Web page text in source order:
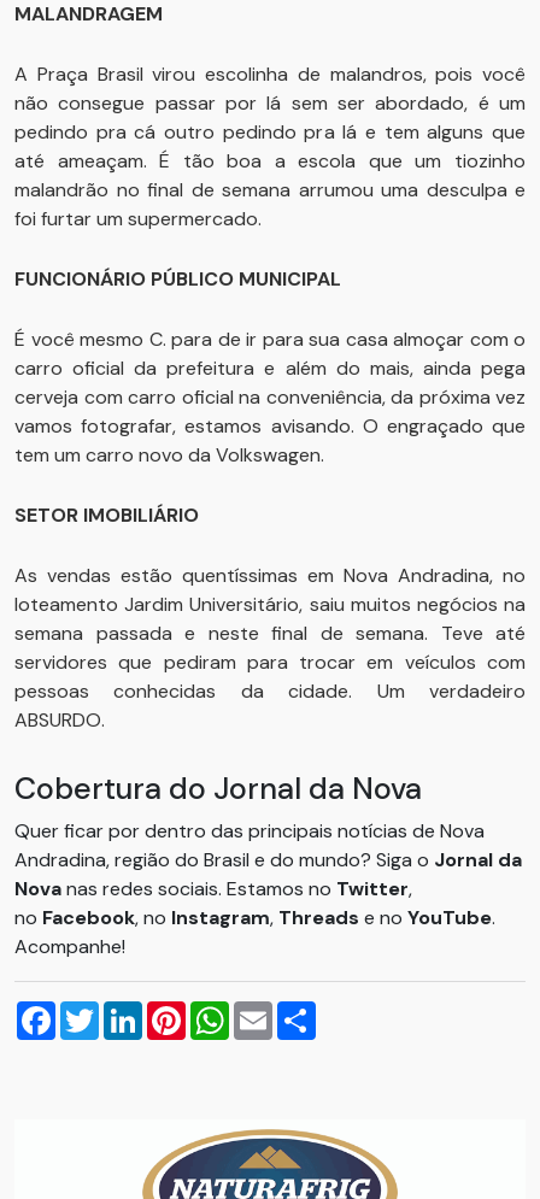
MALANDRAGEM
A Praça Brasil virou escolinha de malandros, pois você
não consegue passar por lá sem ser abordado, é um
pedindo pra cá outro pedindo pra lá e tem alguns que
até ameaçam. É tão boa a escola que um tiozinho
malandrão no final de semana arrumou uma desculpa e
foi furtar um supermercado.
FUNCIONÁRIO PÚBLICO MUNICIPAL
É você mesmo C. para de ir para sua casa almoçar com o
carro oficial da prefeitura e além do mais, ainda pega
cerveja com carro oficial na conveniência, da próxima vez
vamos fotografar, estamos avisando. O engraçado que
tem um carro novo da Volkswagen.
SETOR IMOBILIÁRIO
As vendas estão quentíssimas em Nova Andradina, no
loteamento Jardim Universitário, saiu muitos negócios na
semana passada e neste final de semana. Teve até
servidores que pediram para trocar em veículos com
pessoas conhecidas da cidade. Um verdadeiro
ABSURDO.
Cobertura do Jornal da Nova
Quer ficar por dentro das principais notícias de Nova
Andradina, região do Brasil e do mundo? Siga o Jornal da
Novanas redes sociais. Estamos no Twitter,
no Facebook, no Instagram, Threads e no YouTube.
Acompanhe!
Facebook
TwitterLinkedInPinterestWhatsApp
Email